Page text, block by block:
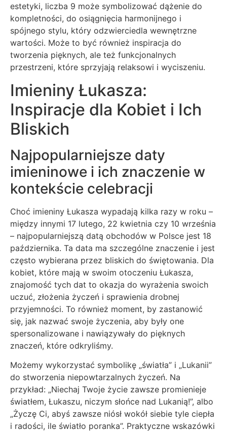
estetyki, liczba 9 może symbolizować dążenie do
kompletności, do osiągnięcia harmonijnego i
spójnego stylu, który odzwierciedla wewnętrzne
wartości. Może to być również inspiracja do
tworzenia pięknych, ale też funkcjonalnych
przestrzeni, które sprzyjają relaksowi i wyciszeniu.
Imieniny Łukasza:
Inspiracje dla Kobiet i Ich
Bliskich
Najpopularniejsze daty
imieninowe i ich znaczenie w
kontekście celebracji
Choć imieniny Łukasza wypadają kilka razy w roku –
między innymi 17 lutego, 22 kwietnia czy 10 września
– najpopularniejszą datą obchodów w Polsce jest 18
października. Ta data ma szczególne znaczenie i jest
często wybierana przez bliskich do świętowania. Dla
kobiet, które mają w swoim otoczeniu Łukasza,
znajomość tych dat to okazja do wyrażenia swoich
uczuć, złożenia życzeń i sprawienia drobnej
przyjemności. To również moment, by zastanowić
się, jak nazwać swoje życzenia, aby były one
spersonalizowane i nawiązywały do pięknych
znaczeń, które odkryliśmy.
Możemy wykorzystać symbolikę „światła” i „Lukanii”
do stworzenia niepowtarzalnych życzeń. Na
przykład: „Niechaj Twoje życie zawsze promienieje
światłem, Łukaszu, niczym słońce nad Lukanią!”, albo
„Życzę Ci, abyś zawsze niósł wokół siebie tyle ciepła
i radości, ile światło poranka”. Praktyczne wskazówki